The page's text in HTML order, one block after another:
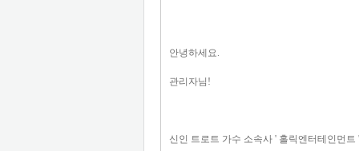
안녕하세요.
관리자님!
신인 트로트 가수 소속사 ' 홀릭엔터테인먼트